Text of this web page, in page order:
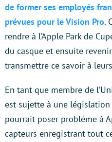
de former ses employés
prévues pour le Vision Pro.
rendre à l’Apple Park de
du casque et ensuite
transmettre ce savoir à
En tant que membre de
est sujette à une
pourrait poser problème à
capteurs enregistrant tout